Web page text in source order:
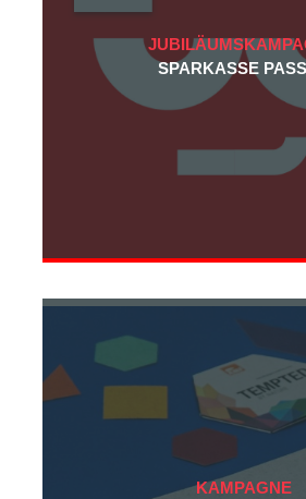
SPARKASSE
KAMPAGNE